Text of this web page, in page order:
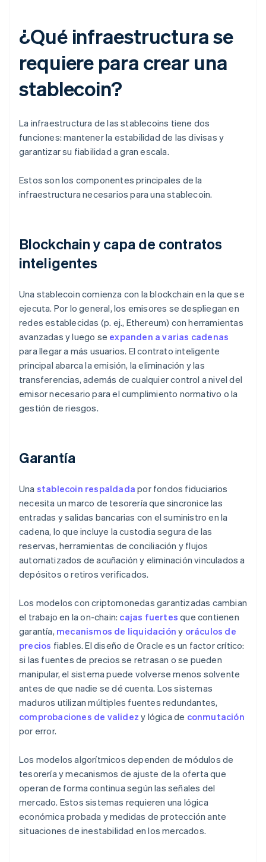
¿Qué infraestructura se
requiere para crear una
stablecoin?
La infraestructura de las stablecoins tiene dos
funciones: mantener la estabilidad de las divisas y
garantizar su fiabilidad a gran escala.
Estos son los componentes principales de la
infraestructura necesarios para una stablecoin.
Blockchain y capa de contratos
inteligentes
Una stablecoin comienza con la blockchain en la que se
ejecuta. Por lo general, los emisores se despliegan en
redes establecidas (p. ej., Ethereum) con herramientas
avanzadas y luego se expanden a varias cadenas
para llegar a más usuarios. El contrato inteligente
principal abarca la emisión, la eliminación y las
transferencias, además de cualquier control a nivel del
emisor necesario para el cumplimiento normativo o la
gestión de riesgos.
Garantía
Una stablecoin respaldada por fondos fiduciarios
necesita un marco de tesorería que sincronice las
entradas y salidas bancarias con el suministro en la
cadena, lo que incluye la custodia segura de las
reservas, herramientas de conciliación y flujos
automatizados de acuñación y eliminación vinculados a
depósitos o retiros verificados.
Los modelos con criptomonedas garantizadas cambian
el trabajo en la on-chain: cajas fuertes que contienen
garantía, mecanismos de liquidación y oráculos de
precios fiables. El diseño de Oracle es un factor crítico:
si las fuentes de precios se retrasan o se pueden
manipular, el sistema puede volverse menos solvente
antes de que nadie se dé cuenta. Los sistemas
maduros utilizan múltiples fuentes redundantes,
comprobaciones de validez y lógica de conmutación
por error.
Los modelos algorítmicos dependen de módulos de
tesorería y mecanismos de ajuste de la oferta que
operan de forma continua según las señales del
mercado. Estos sistemas requieren una lógica
económica probada y medidas de protección ante
situaciones de inestabilidad en los mercados.